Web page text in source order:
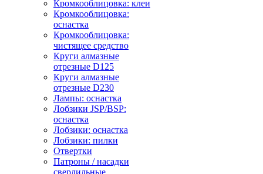
Кромкооблицовка: клеи
Кромкооблицовка:
оснастка
Кромкооблицовка:
чистящее средство
Круги алмазные
отрезные D125
Круги алмазные
отрезные D230
Лампы: оснастка
Лобзики JSP/BSP:
оснастка
Лобзики: оснастка
Лобзики: пилки
Отвертки
Патроны / насадки
сверлильные